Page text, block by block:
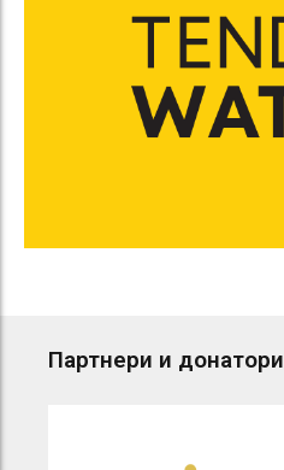
Партнери и донатори